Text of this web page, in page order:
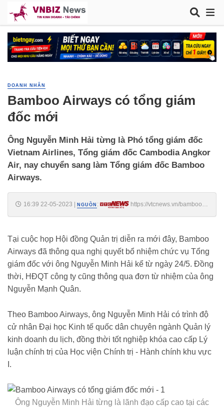
DOANH NHÂN
Bamboo Airways có tổng giám
đốc mới
Ông Nguyễn Minh Hải từng là Phó tổng giám đốc
Vietnam Airlines, Tổng giám đốc Cambodia Angkor
Air, nay chuyển sang làm Tổng giám đốc Bamboo
Airways.
16:39 22-05-2023 NGUỒN :
https://vtcnews.vn/bamboo-
Tại cuộc họp Hội đồng Quản trị diễn ra mới đây, Bamboo
Airways đã thông qua nghị quyết bổ nhiệm chức vụ Tổng
giám đốc với ông Nguyễn Minh Hải kể từ ngày 24/5. Đồng
thời, HĐQT công ty cũng thông qua đơn từ nhiệm của ông
Nguyễn Mạnh Quân.
Theo Bamboo Airways, ông Nguyễn Minh Hải có trình độ
cử nhân Đại học Kinh tế quốc dân chuyên ngành Quản lý
kinh doanh du lịch, đồng thời tốt nghiệp khóa cao cấp Lý
luận chính trị của Học viện Chính trị - Hành chính khu vực
I.
Ông Nguyễn Minh Hải từng là lãnh đạo cấp cao tại các